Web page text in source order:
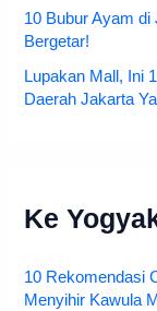
10 Bubur Ayam
Bergetar!
Lupakan Mall, Ini
Daerah Jakarta
Ke
10 Rekomendasi
Menyihir Kawula